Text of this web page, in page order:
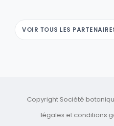
VOIR TOUS LES
Copyright Société
légales et conditions